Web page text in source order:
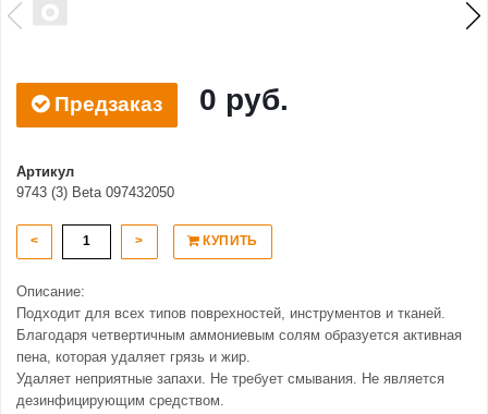
Предзаказ 0 руб.
Артикул
9743 (3) Beta 097432050
< > КУПИТЬ
Описание:
Подходит для всех типов поврехностей, инструментов и тканей.
Благодаря четвертичным аммониевым солям образуется активная
пена, которая удаляет грязь и жир.
Удаляет неприятные запахи. Не требует смывания. Не является
дезинфицирующим средством.